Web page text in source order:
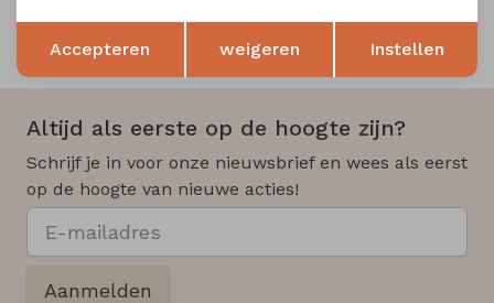
Snelle en betrouwbare levering
Altijd als eerste op de hoogte zijn?
Schrijf je in voor onze nieuwsbrief en wees als eerst
op de hoogte van nieuwe acties!
Aanmelden
Terug Opslaan
Accepteren weigeren Instellen